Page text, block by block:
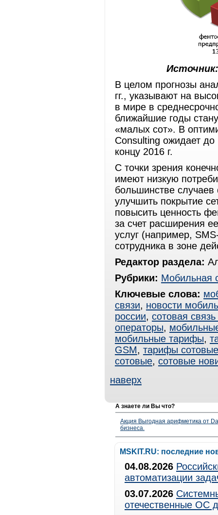
В целом прогнозы
гг., указывают на
в мире в
ближайшие годы
«малых сот». В
Consulting ожидает
концу 2016 г.
С точки зрения
имеют низкую
большинстве случаев
улучшить покрытие
повысить ценность
за счет расширения
услуг (например,
сотрудника в зоне
Редактор раздела:
Рубрики: Мобильная
Ключевые слова:
связи, новости
россии, сотовая
операторы,
мобильные тарифы,
GSM, тарифы сотовые
сотовые, сотовые
наверх
А знаете ли Вы что?
Акция Выгодная арифметика от
бизнеса.
MSKIT.RU: последние
04.08.2026
автоматизации
03.07.2026
отечественные ОС